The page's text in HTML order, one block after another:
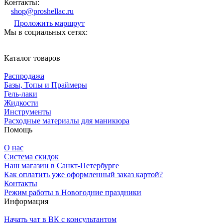
Контакты:
shop@proshellac.ru
Проложить маршрут
Мы в социальных сетях:
Каталог товаров
Распродажа
Базы, Топы и Праймеры
Гель-лаки
Жидкости
Инструменты
Расходные материалы для маникюра
Помощь
О нас
Система скидок
Наш магазин в Санкт-Петербурге
Как оплатить уже оформленный заказ картой?
Контакты
Режим работы в Новогодние праздники
Информация
Начать чат в ВК с консультантом